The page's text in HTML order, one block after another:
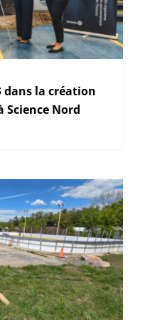
dans la création
Science Nord